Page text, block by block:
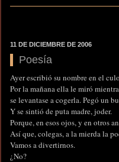
11 DE DICIEMBRE DE 2006
Poesía
Ayer escribió su nombre en el
Por la mañana ella le miró
se levantase a cogerla. Pegó un
Y se sintió de puta madre, joder.
Porque, en esos ojos, y en otros
Así que, colegas, a la mierda la
Vamos a divertirnos.
¿No?